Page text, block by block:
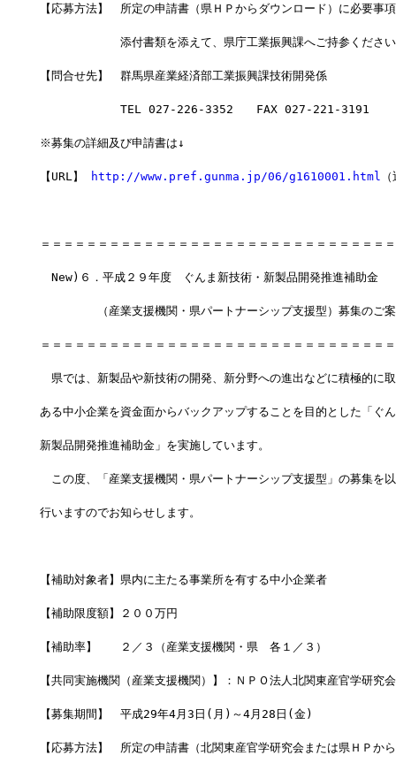
【応募方法】　所定の申請書（県ＨＰからダウンロード）に必要事
添付書類を添えて、県庁工業振興課へご持参ください
【問合せ先】　群馬県産業経済部工業振興課技術開発係
TEL 027-226-3352　　FAX 027-221-3191
※募集の詳細及び申請書は↓
【URL】 http://www.pref.gunma.jp/06/g1610001.html
＝＝＝＝＝＝＝＝＝＝＝＝＝＝＝＝＝＝＝＝＝＝＝＝＝＝＝＝＝＝
New)６．平成２９年度　ぐんま新技術・新製品開発推進補助金
（産業支援機関・県パートナーシップ支援型）募集のご
＝＝＝＝＝＝＝＝＝＝＝＝＝＝＝＝＝＝＝＝＝＝＝＝＝＝＝＝＝＝
県では、新製品や新技術の開発、新分野への進出などに積極的に
ある中小企業を資金面からバックアップすることを目的とした「ぐ
新製品開発推進補助金」を実施しています。
この度、「産業支援機関・県パートナーシップ支援型」の募集を
行いますのでお知らせします。
【補助対象者】県内に主たる事業所を有する中小企業者
【補助限度額】２００万円
【補助率】　　２／３（産業支援機関・県　各１／３）
【共同実施機関（産業支援機関）】：ＮＰＯ法人北関東産官学研究会
【募集期間】　平成29年4月3日(月)～4月28日(金)
【応募方法】　所定の申請書（北関東産官学研究会または県ＨＰか